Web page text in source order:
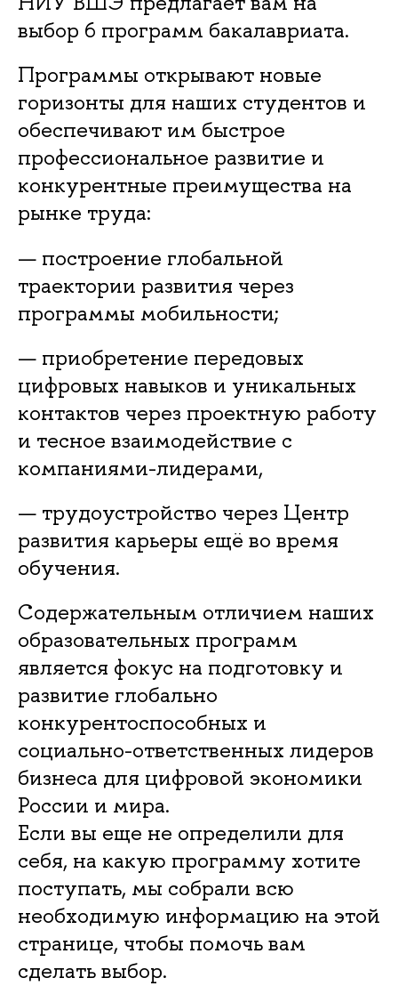
выбор 6 программ бакалавриата.
Программы открывают новые
горизонты для наших студентов и
обеспечивают им быстрое
профессиональное развитие и
конкурентные преимущества на
рынке труда:
— построение глобальной
траектории развития через
программы мобильности;
— приобретение передовых
цифровых навыков и уникальных
контактов через проектную работу
и тесное взаимодействие с
компаниями-лидерами,
— трудоустройство через Центр
развития карьеры ещё во время
обучения.
Содержательным отличием наших
образовательных программ
является фокус на подготовку и
развитие глобально
конкурентоспособных и
социально-ответственных лидеров
бизнеса для цифровой экономики
России и мира.
Если вы еще не определили для
себя, на какую программу хотите
поступать, мы собрали всю
необходимую информацию на этой
странице, чтобы помочь вам
сделать выбор.